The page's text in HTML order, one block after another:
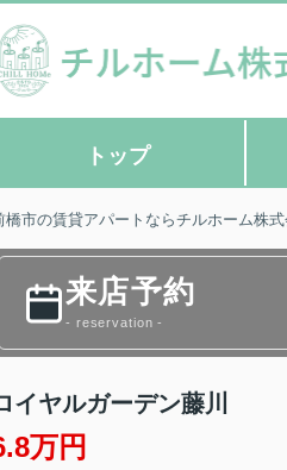
トップ
橋市の賃貸アパートならチルホーム株式
来店予約
- reservation -
イヤルガーデン藤川
万円